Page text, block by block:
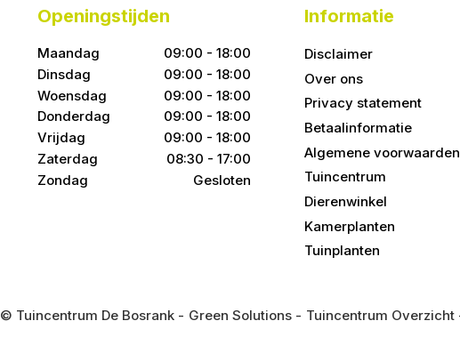
Openingstijden
Maandag
09:00 - 18:00
Dinsdag
09:00 - 18:00
Woensdag
09:00 - 18:00
Donderdag
09:00 - 18:00
Vrijdag
09:00 - 18:00
Zaterdag
08:30 - 17:00
Zondag
Gesloten
Informatie
Disclaimer
Over ons
Privacy statement
Betaalinformatie
Algemene voorwaarden
Tuincentrum
Dierenwinkel
Kamerplanten
Tuinplanten
© Tuincentrum De Bosrank Green Solutions Tuincentrum Overzicht